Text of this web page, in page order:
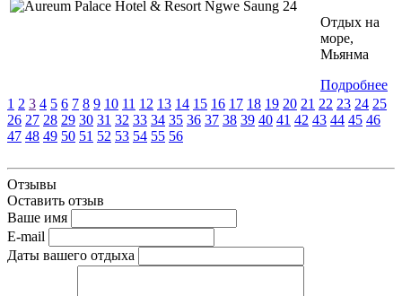
Отдых на
море,
Мьянма
Подробнее
1 2 3 4 5 6 7 8 9 10 11 12 13 14 15 16 17 18 19 20 21 22 23 24 25
26 27 28 29 30 31 32 33 34 35 36 37 38 39 40 41 42 43 44 45 46
47 48 49 50 51 52 53 54 55 56
Отзывы
Оставить отзыв
Ваше имя
E-mail
Даты вашего отдыха